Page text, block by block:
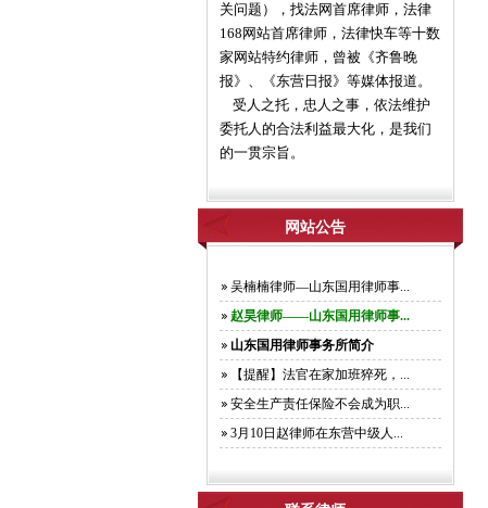
关问题），找法网首席律师，法律
168网站首席律师，法律快车等十数
家网站特约律师，曾被《齐鲁晚
报》、《东营日报》等媒体报道。
受人之托，忠人之事，依法维护
委托人的合法利益最大化，是我们
的一贯宗旨。
网站公告
吴楠楠律师—山东国用律师事...
赵昊律师——山东国用律师事...
山东国用律师事务所简介
【提醒】法官在家加班猝死，...
安全生产责任保险不会成为职...
3月10日赵律师在东营中级人...